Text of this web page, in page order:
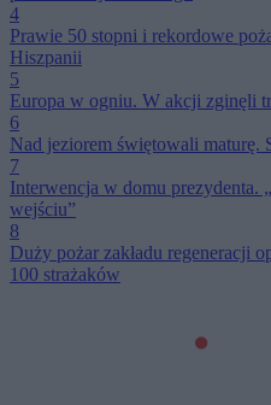
4
Prawie 50 stopni i rekordowe
Hiszpanii
5
Europa w ogniu. W akcji zginęli
6
Nad jeziorem świętowali maturę.
7
Interwencja w domu prezydenta.
wejściu”
8
Duży pożar zakładu regeneracji
100 strażaków